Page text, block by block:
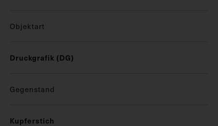
Objektart
Druckgrafik (DG)
Gegenstand
Kupferstich